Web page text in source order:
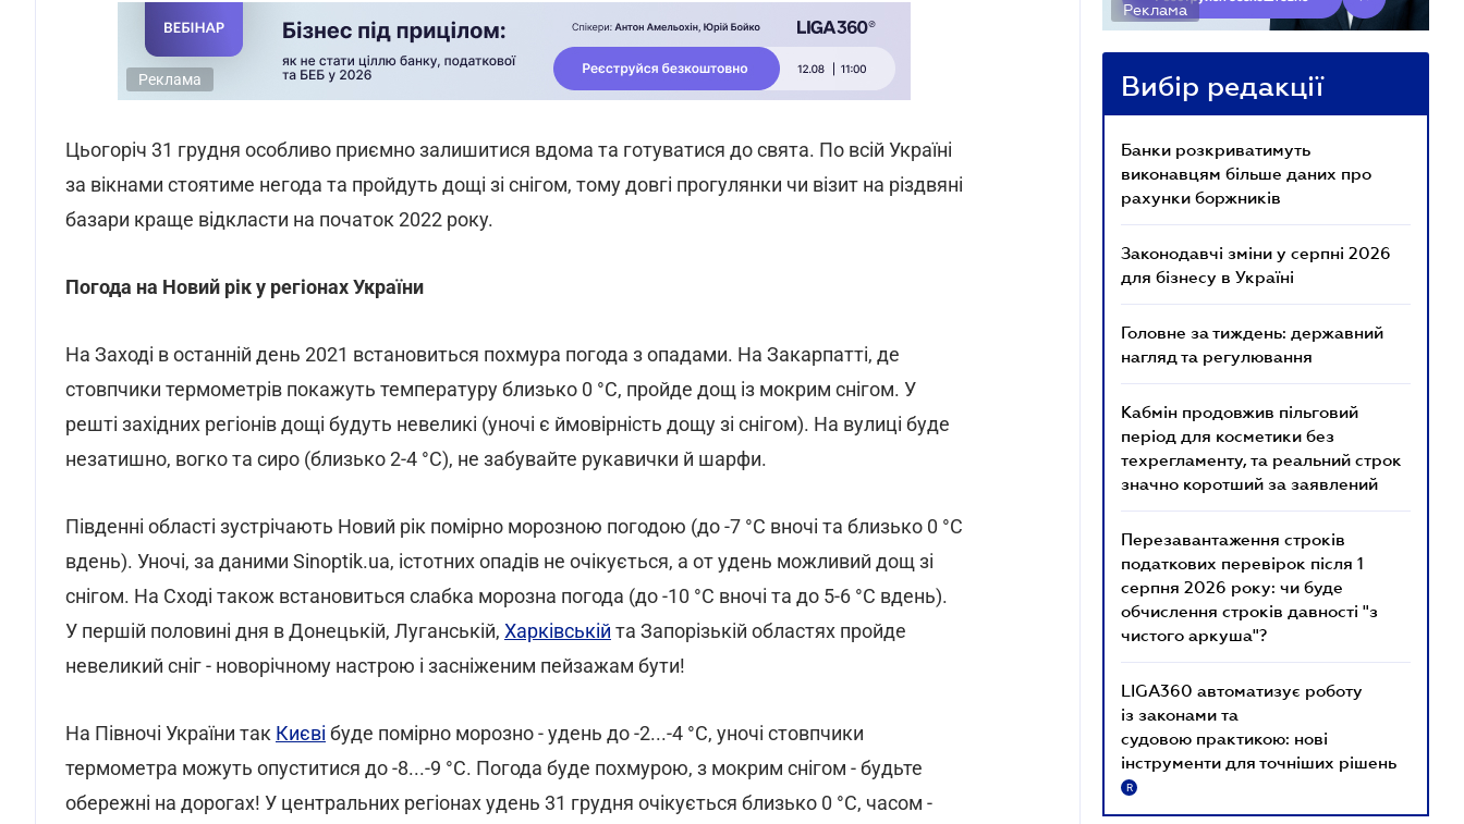
Реклама
Цьогоріч 31 грудня особливо приємно залишитися вдома та готуватися до свята. По всій Україні
за вікнами стоятиме негода та пройдуть дощі зі снігом, тому довгі прогулянки чи візит на різдвяні
базари краще відкласти на початок 2022 року.
Погода на Новий рік у регіонах України
На Заході в останній день 2021 встановиться похмура погода з опадами. На Закарпатті, де
стовпчики термометрів покажуть температуру близько 0 °С, пройде дощ із мокрим снігом. У
решті західних регіонів дощі будуть невеликі (уночі є ймовірність дощу зі снігом). На вулиці буде
незатишно, вогко та сиро (близько 2-4 °С), не забувайте рукавички й шарфи.
Південні області зустрічають Новий рік помірно морозною погодою (до -7 °С вночі та близько 0 °С
вдень). Уночі, за даними Sinoptik.ua, істотних опадів не очікується, а от удень можливий дощ зі
снігом. На Сході також встановиться слабка морозна погода (до -10 °С вночі та до 5-6 °С вдень).
У першій половині дня в Донецькій, Луганській, Харківській та Запорізькій областях пройде
невеликий сніг - новорічному настрою і засніженим пейзажам бути!
На Півночі України так Києві буде помірно морозно - удень до -2...-4 °С, уночі стовпчики
термометра можуть опуститися до -8...-9 °С. Погода буде похмурою, з мокрим снігом - будьте
обережні на дорогах! У центральних регіонах удень 31 грудня очікується близько 0 °С, часом -
Реклама
Вибір редакції
Банки розкриватимуть
виконавцям більше даних про
рахунки боржників
Законодавчі зміни у серпні 2026
для бізнесу в Україні
Головне за тиждень: державний
нагляд та регулювання
Кабмін продовжив пільговий
період для косметики без
техрегламенту, та реальний строк
значно коротший за заявлений
Перезавантаження строків
податкових перевірок після 1
серпня 2026 року: чи буде
обчислення строків давності "з
чистого аркуша"?
LIGA360 автоматизує роботу
із законами та
судовою практикою: нові
інструменти для точніших рішень
R